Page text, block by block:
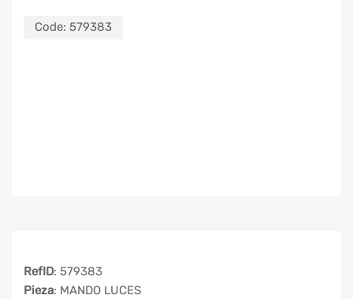
Code: 579383
RefID: 579383
Pieza: MANDO LUCES